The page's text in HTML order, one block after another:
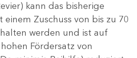
kann das bisherige
Zuschuss von bis zu 70
werden und ist auf
Fördersatz von